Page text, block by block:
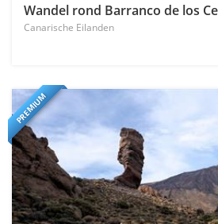
Wandel rond Barranco de los
Canarische Eilanden
PREMIUM